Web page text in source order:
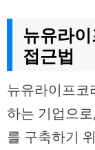
뉴유라
접근법
뉴유라이프코
하는 기업으
를 구축하기